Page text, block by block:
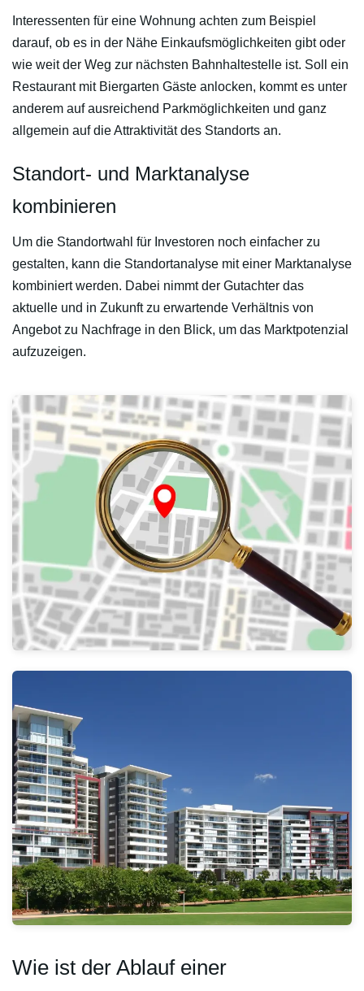
Interessenten für eine Wohnung achten zum Beispiel
darauf, ob es in der Nähe Einkaufsmöglichkeiten gibt oder
wie weit der Weg zur nächsten Bahnhaltestelle ist. Soll ein
Restaurant mit Biergarten Gäste anlocken, kommt es unter
anderem auf ausreichend Parkmöglichkeiten und ganz
allgemein auf die Attraktivität des Standorts an.
Standort- und Marktanalyse
kombinieren
Um die Standortwahl für Investoren noch einfacher zu
gestalten, kann die Standortanalyse mit einer Marktanalyse
kombiniert werden. Dabei nimmt der Gutachter das
aktuelle und in Zukunft zu erwartende Verhältnis von
Angebot zu Nachfrage in den Blick, um das Marktpotenzial
aufzuzeigen.
Wie ist der Ablauf einer